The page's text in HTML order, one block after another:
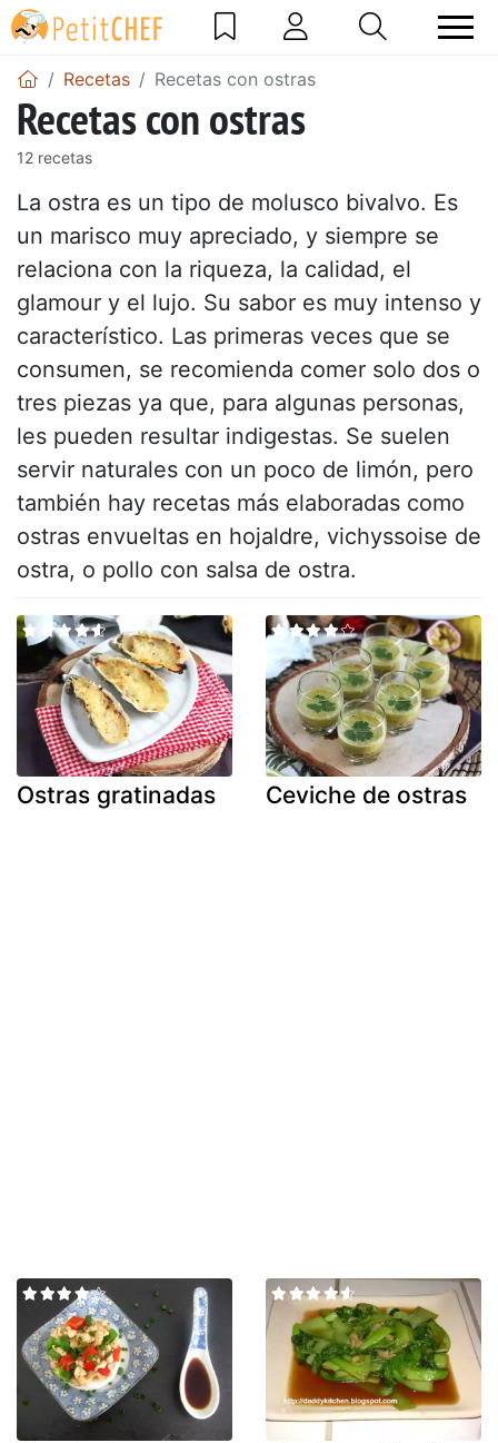
Recetas Recetas con ostras
Recetas con ostras
12 recetas
La ostra es un tipo de molusco bivalvo. Es
un marisco muy apreciado, y siempre se
relaciona con la riqueza, la calidad, el
glamour y el lujo. Su sabor es muy intenso y
característico. Las primeras veces que se
consumen, se recomienda comer solo dos o
tres piezas ya que, para algunas personas,
les pueden resultar indigestas. Se suelen
servir naturales con un poco de limón, pero
también hay recetas más elaboradas como
ostras envueltas en hojaldre, vichyssoise de
ostra, o pollo con salsa de ostra.
Ostras gratinadas Ceviche de ostras